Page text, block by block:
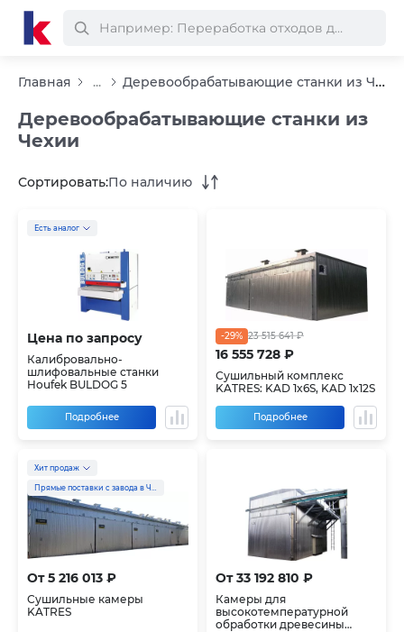
Главная ... Деревообрабатывающие станки из Чехии
Деревообрабатывающие станки из
Чехии
Сортировать:По наличию
Есть аналог
Цена по запросу
Калибровально-
шлифовальные станки
Houfek BULDOG 5
Подробнее
16 555 728 ₽
23 515 641 ₽
-29%
Сушильный комплекс
KATRES: KAD 1x6S, KAD 1x12S
Подробнее
Хит продаж
Прямые поставки с завода в Чехии
От 5 216 013 ₽
Сушильные камеры
KATRES
От 33 192 810 ₽
Камеры для
высокотемпературной
обработки древесины